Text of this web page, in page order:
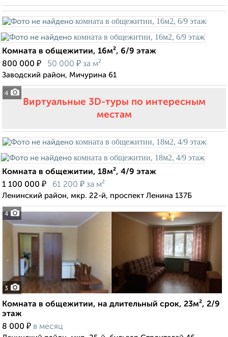
4
Комната в общежитии, 16м², 6/9 этаж
800 000 ₽ 50 000 ₽ за м²
Заводский район, Мичурина 61
Виртуальные 3D-туры по интересным
местам
4
Комната в общежитии, 18м², 4/9 этаж
1 100 000 ₽ 61 200 ₽ за м²
Ленинский район, мкр. 22-й, проспект Ленина 137Б
3
Комната в общежитии, на длительный срок, 23м², 2/9
этаж
8 000 ₽ в месяц